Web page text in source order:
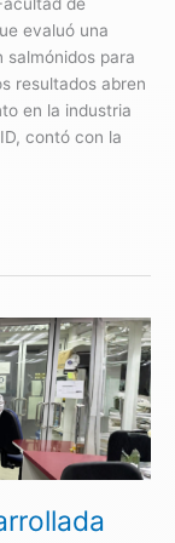
evaluó una
salmónidos para
resultados abren
en la industria
contó con la